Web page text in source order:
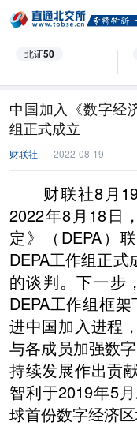
北证50
中国加入《数字经
组正式成立
财联社 2022-08-19
财联社8月
2022年8月18日
定》（DEPA）
DEPA工作组正式
的谈判。下一步
DEPA工作组框
进中国加入进程
与各成员加强数
持续发展作出贡
智利于2019年5
球首份数字经济区